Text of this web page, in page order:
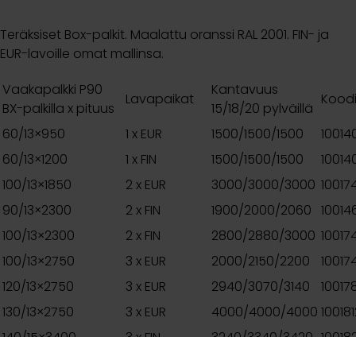
Teräksiset Box-palkit. Maalattu oranssi RAL 2001. FIN- ja
EUR-lavoille omat mallinsa.
Vaakapalkki P90
BX-palkilla x pituus
Lavapaikat
Kantavuus
15/18/20 pylväillä
Koodi
60/13×950
1 x EUR 1500/1500/1500
60/13×1200
1 x FIN 1500/1500/1500
100/13×1850
2 x EUR 3000/3000/3000
90/13×2300
2 x FIN 1900/2000/2060
100/13×2300
2 x FIN 2800/2880/3000
100/13×2750
3 x EUR 2000/2150/2200
120/13×2750
3 x EUR 2940/3070/3140
130/13×2750
3 x EUR 4000/4000/4000